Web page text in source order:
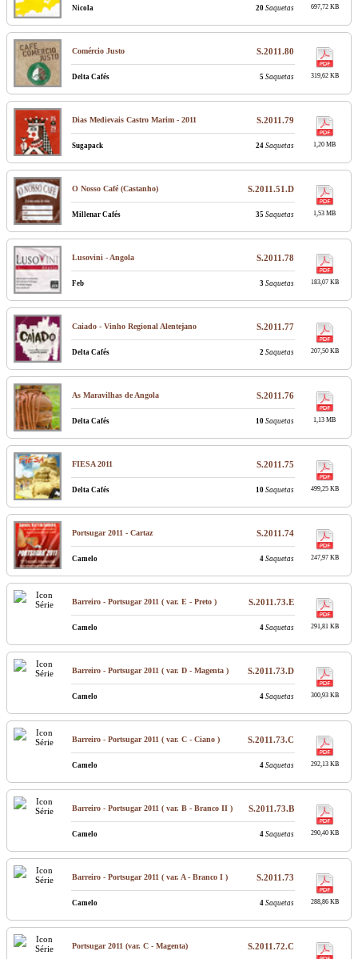
697,72 KB
Nicola 20 Saquetas
Comércio Justo S.2011.80
319,62 KB
Delta Cafés 5 Saquetas
Dias Medievais Castro Marim - 2011 S.2011.79
1,20 MB
Sugapack 24 Saquetas
O Nosso Café (Castanho) S.2011.51.D
1,53 MB
Millenar Cafés 35 Saquetas
Lusovini - Angola S.2011.78
183,07 KB
Feb 3 Saquetas
Caiado - Vinho Regional Alentejano S.2011.77
207,50 KB
Delta Cafés 2 Saquetas
As Maravilhas de Angola S.2011.76
1,13 MB
Delta Cafés 10 Saquetas
FIESA 2011 S.2011.75
499,25 KB
Delta Cafés 10 Saquetas
Portsugar 2011 - Cartaz S.2011.74
247,97 KB
Camelo 4 Saquetas
Barreiro - Portsugar 2011 ( var. E - Preto ) S.2011.73.E
291,81 KB
Camelo 4 Saquetas
Barreiro - Portsugar 2011 ( var. D - Magenta ) S.2011.73.D
300,93 KB
Camelo 4 Saquetas
Barreiro - Portsugar 2011 ( var. C - Ciano ) S.2011.73.C
292,13 KB
Camelo 4 Saquetas
Barreiro - Portsugar 2011 ( var. B - Branco II ) S.2011.73.B
290,40 KB
Camelo 4 Saquetas
Barreiro - Portsugar 2011 ( var. A - Branco I ) S.2011.73
288,86 KB
Camelo 4 Saquetas
Portsugar 2011 (var. C - Magenta) S.2011.72.C